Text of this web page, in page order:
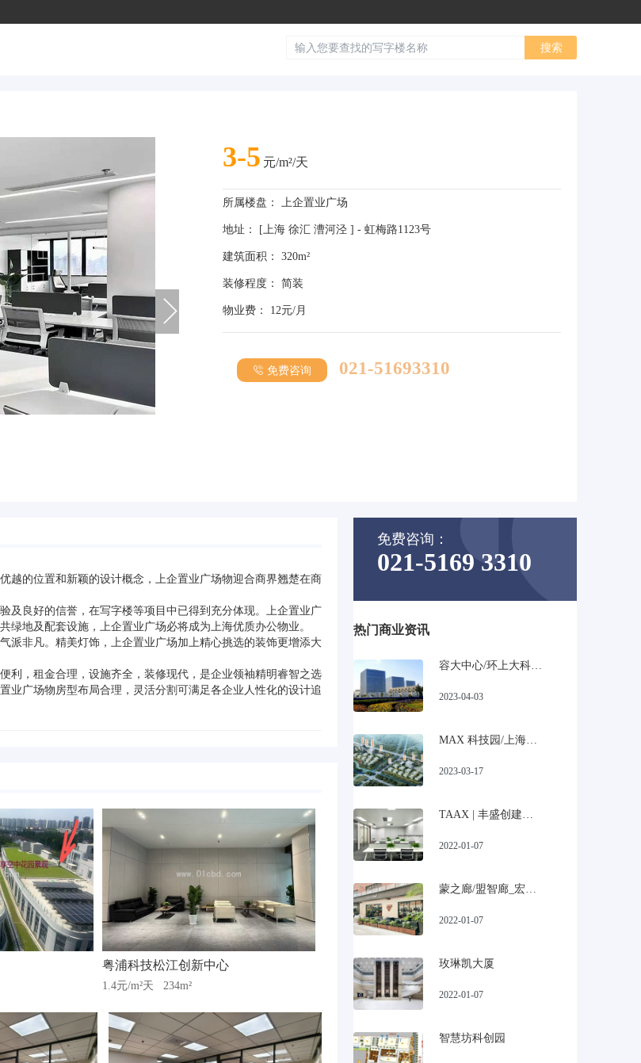
3-5 元/m²/天
所属楼盘： 上企置业广场
地址： [上海 徐汇 漕河泾 ] - 虹梅路1123号
建筑面积： 320m²
装修程度： 简装
物业费： 12元/月
免费咨询 021-51693310
越的位置和新颖的设计概念，上企置业广场物迎合商界翘楚在商
及良好的信誉，在写字楼等项目中已得到充分体现。上企置业广
地及配套设施，上企置业广场必将成为上海优质办公物业。
派非凡。精美灯饰，上企置业广场加上精心挑选的装饰更增添大
利，租金合理，设施齐全，装修现代，是企业领袖精明睿智之选
业广场物房型布局合理，灵活分割可满足各企业人性化的设计追
粤浦科技松江创新中心
1.4元/m²天 234m²
免费咨询：
021-5169 3310
热门商业资讯
容大中心/环上大科技园_宝山高性比甲级写字楼
2023-04-03
MAX 科技园/上海宝山美兰湖科技园招商
2023-03-17
TAAX | 丰盛创建大厦
2022-01-07
蒙之廊/盟智廊_宏慧盟慧园
2022-01-07
玫琳凯大厦
2022-01-07
智慧坊科创园